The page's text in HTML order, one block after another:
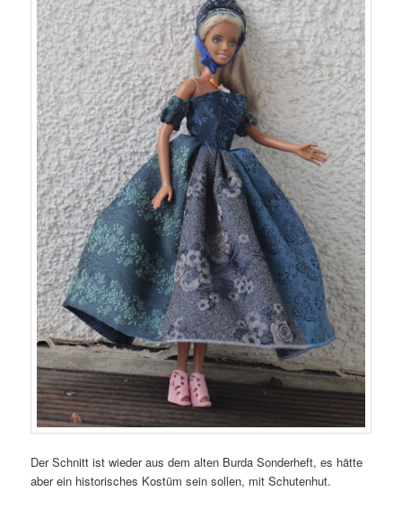
Der Schnitt ist wieder aus dem alten Burda Sonderheft, es hätte
aber ein historisches Kostüm sein sollen, mit Schutenhut.